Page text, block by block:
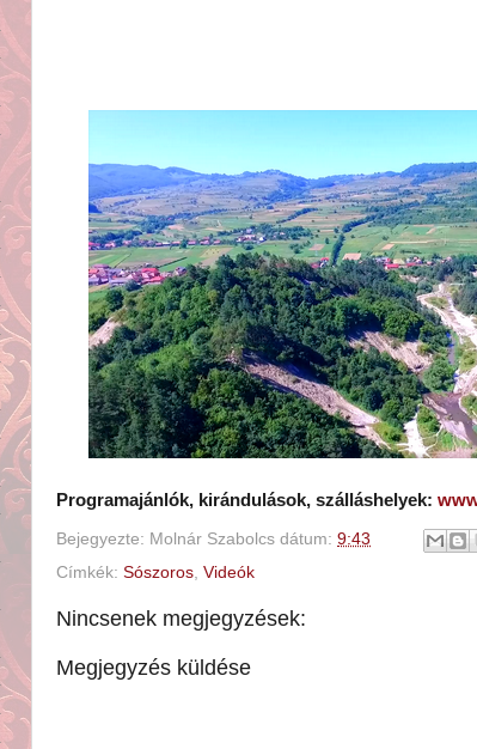
Programajánlók, kirándulások, szálláshelyek:
Bejegyezte: Molnár Szabolcs dátum: 9:43
Címkék: Sószoros Videók
Nincsenek megjegyzések:
Megjegyzés küldése